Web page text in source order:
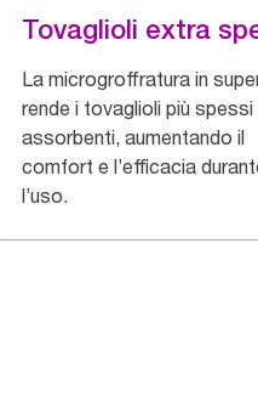
Tovaglioli extra
La microgroffratura in
rende i tovaglioli più spessi
assorbenti, aumentando il
comfort e l’efficacia
l’uso.